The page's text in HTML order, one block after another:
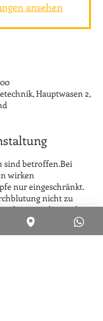
ansehen
Hauptwasen 2,
sind betroffen.Bei
wirken
nur eingeschränkt.
nicht zu
der Verordnung der
mit einem
werden. Bei